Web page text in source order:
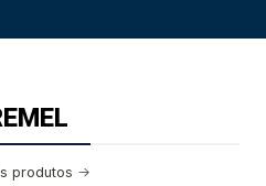
produtos